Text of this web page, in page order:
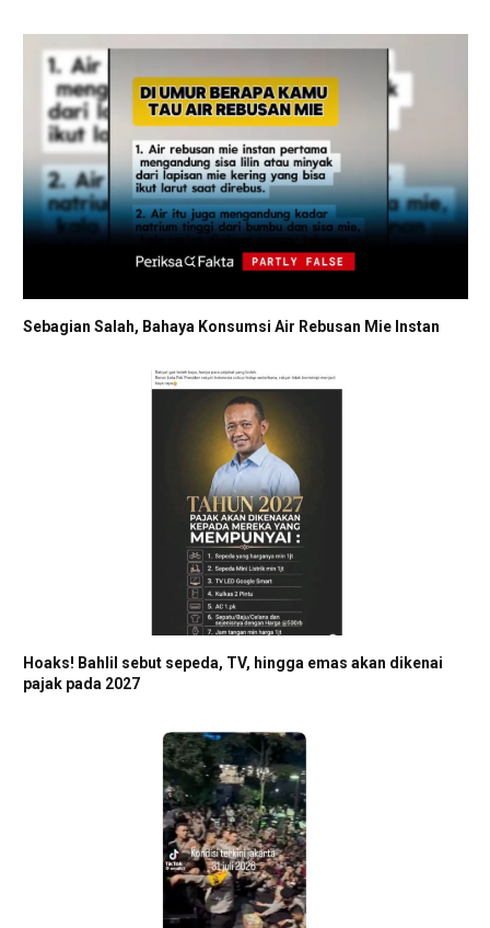
Sebagian Salah, Bahaya Konsumsi Air Rebusan Mie Instan
Hoaks! Bahlil sebut sepeda, TV, hingga emas akan dikenai
pajak pada 2027